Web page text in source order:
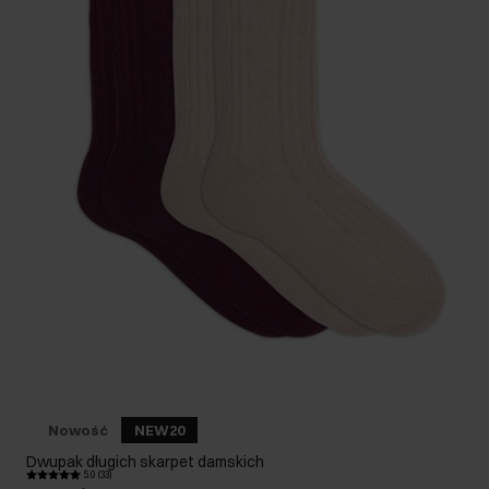
Nowość NEW20
Dwupak długich skarpet damskich
5.0 (33)